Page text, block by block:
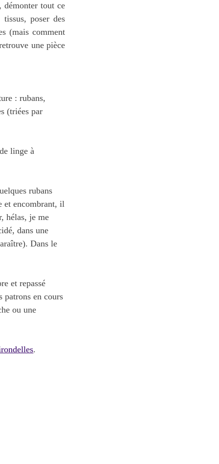
tout ce
poser des
(mais comment
une pièce
: rubans,
(triées par
linge à
rubans
et encombrant, il
hélas, je me
dans une
Dans le
et repassé
patrons en cours
ou une
.